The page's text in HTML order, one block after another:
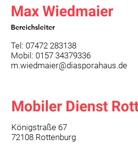
Max Wiedmaier
Bereichsleiter
Tel: 07472 283138
Mobil: 0157 34379336
m.wiedmaier@diasporahaus.de
Mobiler Dienst
Königstraße 67
72108 Rottenburg